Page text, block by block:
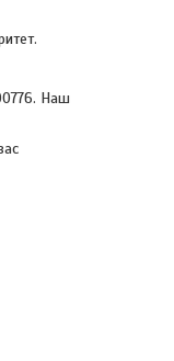
Наш